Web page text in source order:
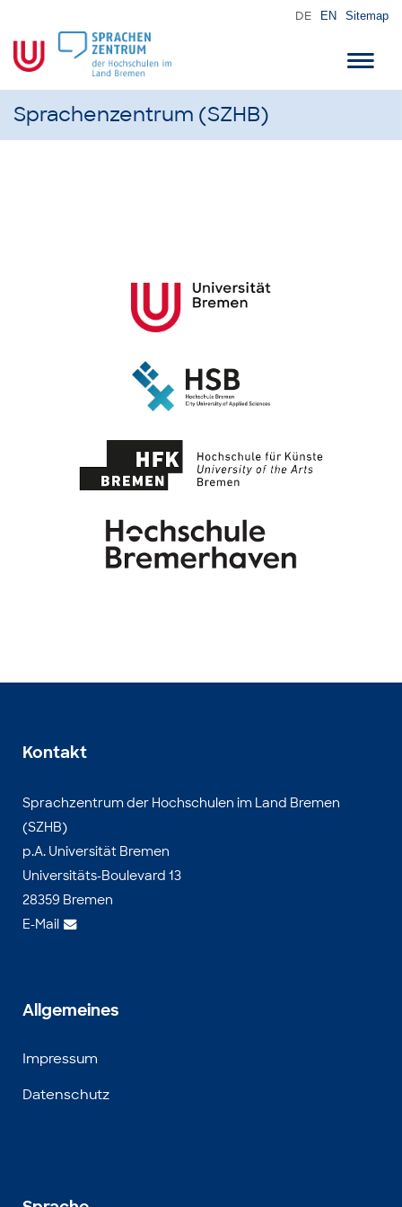
DE EN Sitemap
Sprachenzentrum (SZHB)
Kontakt
Sprachzentrum der Hochschulen im Land Bremen
(SZHB)
p.A. Universität Bremen
Universitäts-Boulevard 13
28359 Bremen
E-Mail
Allgemeines
Impressum
Datenschutz